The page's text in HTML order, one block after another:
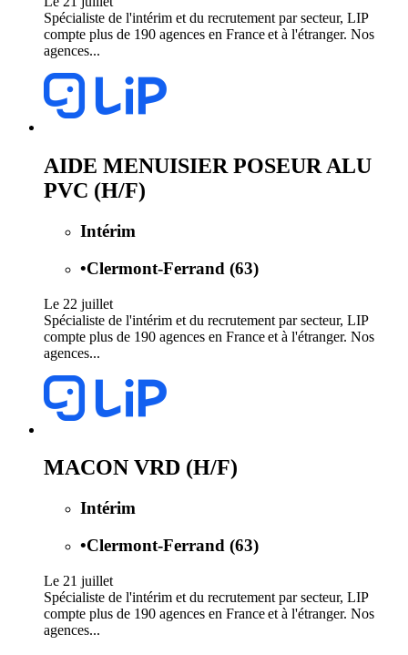
Spécialiste de l'intérim et du recrutement par secteur, LIP
compte plus de 190 agences en France et à l'étranger. Nos
agences...
AIDE MENUISIER POSEUR ALU
PVC (H/F)
Intérim
•Clermont-Ferrand (63)
Le 22 juillet
Spécialiste de l'intérim et du recrutement par secteur, LIP
compte plus de 190 agences en France et à l'étranger. Nos
agences...
MACON VRD (H/F)
Intérim
•Clermont-Ferrand (63)
Le 21 juillet
Spécialiste de l'intérim et du recrutement par secteur, LIP
compte plus de 190 agences en France et à l'étranger. Nos
agences...